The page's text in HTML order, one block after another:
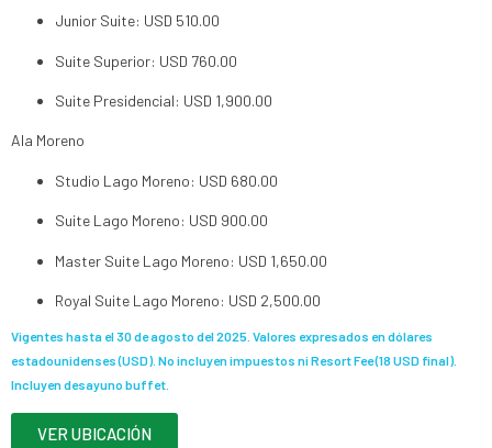
Junior Suite: USD 510.00
Suite Superior: USD 760.00
Suite Presidencial: USD 1,900.00
Ala Moreno
Studio Lago Moreno: USD 680.00
Suite Lago Moreno: USD 900.00
Master Suite Lago Moreno: USD 1,650.00
Royal Suite Lago Moreno: USD 2,500.00
Vigentes hasta el 30 de agosto del 2025. Valores expresados en dólares
estadounidenses (USD). No incluyen impuestos ni Resort Fee (18 USD final).
Incluyen desayuno buffet.
VER UBICACIÓN